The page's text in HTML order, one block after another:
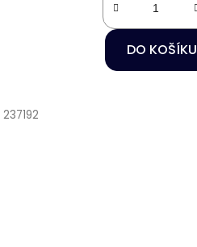
DO KOŠÍKU
237192